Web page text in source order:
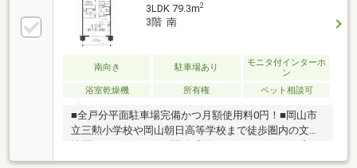
3LDK 79.3m2
3階 南
南向き 駐車場あり
モニタ付インターホ
ン
浴室乾燥機
所有権 ペット相談可
■全戸分平面駐車場完備かつ月額使用料0円！■岡山市
立三勲小学校や岡山朝日高等学校まで徒歩圏内の文教
地区！■リビングには開放感溢れるセンターオープン
サッシを採用！■大切なペットと一緒にお住まい可能